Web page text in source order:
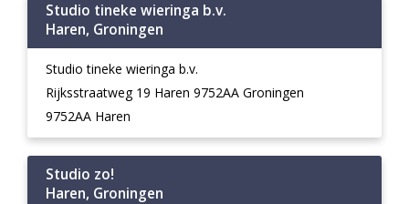
Studio tineke wieringa b.v.
Haren, Groningen
Studio tineke wieringa b.v.
Rijksstraatweg 19 Haren 9752AA Groningen
9752AA Haren
Studio zo!
Haren, Groningen